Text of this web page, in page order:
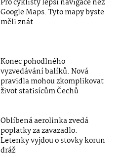
Google Maps. Tyto mapy byste
měli znát
Konec pohodlného
vyzvedávání balíků. Nová
pravidla mohou zkomplikovat
život statisícům Čechů
Oblíbená aerolinka zvedá
poplatky za zavazadlo.
Letenky vyjdou o stovky korun
dráž